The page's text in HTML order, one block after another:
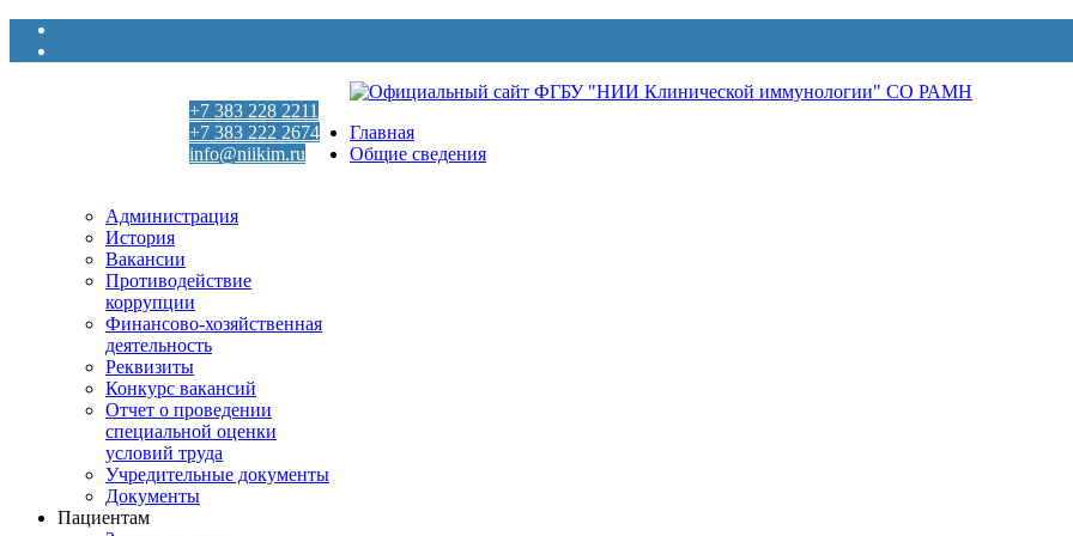
+7 383 228 2211
+7 383 222 2674
info@niikim.ru
Главная
Общие сведения
Администрация
История
Вакансии
Противодействие
коррупции
Финансово-хозяйственная
деятельность
Реквизиты
Конкурс вакансий
Отчет о проведении
специальной оценки
условий труда
Учредительные документы
Документы
Пациентам